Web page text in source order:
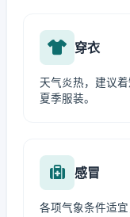
穿衣
天气炎热，建议
夏季服装。
感冒
各项气象条件适